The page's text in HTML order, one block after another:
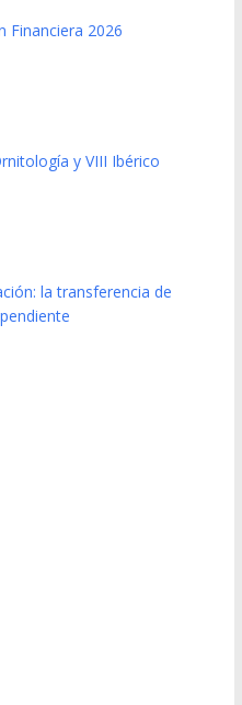
Financiera 2026
y VIII Ibérico
la transferencia de